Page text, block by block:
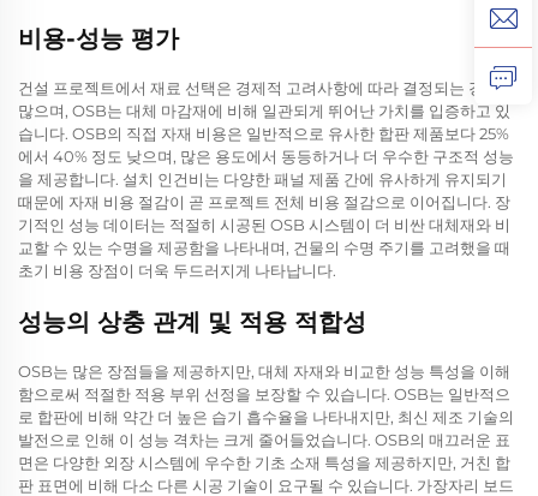
비용-성능 평가
건설 프로젝트에서 재료 선택은 경제적 고려사항에 따라 결정되는 경우가
많으며, OSB는 대체 마감재에 비해 일관되게 뛰어난 가치를 입증하고 있
습니다. OSB의 직접 자재 비용은 일반적으로 유사한 합판 제품보다 25%
에서 40% 정도 낮으며, 많은 용도에서 동등하거나 더 우수한 구조적 성능
을 제공합니다. 설치 인건비는 다양한 패널 제품 간에 유사하게 유지되기
때문에 자재 비용 절감이 곧 프로젝트 전체 비용 절감으로 이어집니다. 장
기적인 성능 데이터는 적절히 시공된 OSB 시스템이 더 비싼 대체재와 비
교할 수 있는 수명을 제공함을 나타내며, 건물의 수명 주기를 고려했을 때
초기 비용 장점이 더욱 두드러지게 나타납니다.
성능의 상충 관계 및 적용 적합성
OSB는 많은 장점들을 제공하지만, 대체 자재와 비교한 성능 특성을 이해
함으로써 적절한 적용 부위 선정을 보장할 수 있습니다. OSB는 일반적으
로 합판에 비해 약간 더 높은 습기 흡수율을 나타내지만, 최신 제조 기술의
발전으로 인해 이 성능 격차는 크게 줄어들었습니다. OSB의 매끄러운 표
면은 다양한 외장 시스템에 우수한 기초 소재 특성을 제공하지만, 거친 합
판 표면에 비해 다소 다른 시공 기술이 요구될 수 있습니다. 가장자리 보드